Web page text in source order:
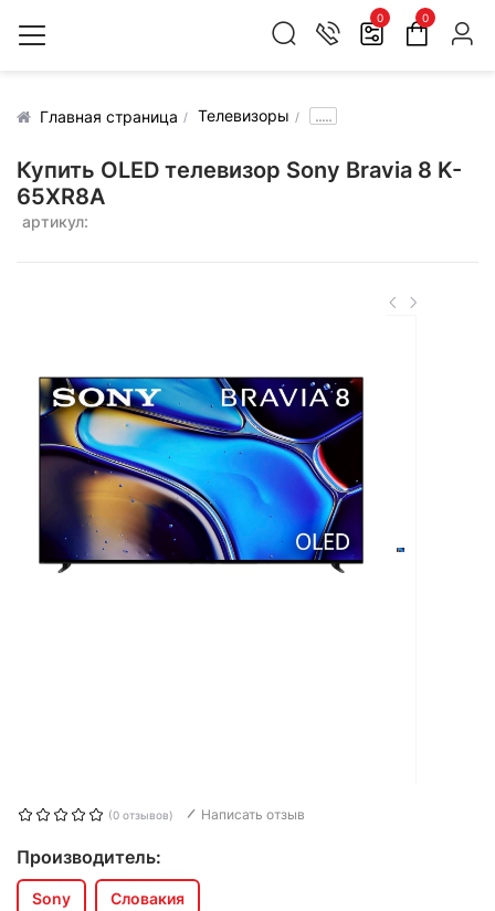
0 0
Главная страница Телевизоры .....
Купить OLED телевизор Sony Bravia 8 K-
65XR8A
артикул:
(0 отзывов) Написать отзыв
Производитель:
Sony Словакия